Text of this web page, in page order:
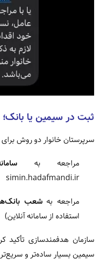
ثبت در سیمین یا
سرپرستان خانوار دو روش
مراجعه به
simin.hadafmandi.ir
مراجعه بهشعب
استفاده از سامانه آنلاین)
سازمان هدفمندسازی
سیمین بسیار ساده‌تر و